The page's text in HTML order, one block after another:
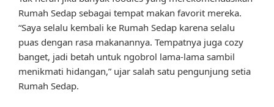
Rumah Sedap sebagai tempat makan favorit mereka.
“Saya selalu kembali ke Rumah Sedap karena selalu
puas dengan rasa makanannya. Tempatnya juga cozy
banget, jadi betah untuk ngobrol lama-lama sambil
menikmati hidangan,” ujar salah satu pengunjung setia
Rumah Sedap.